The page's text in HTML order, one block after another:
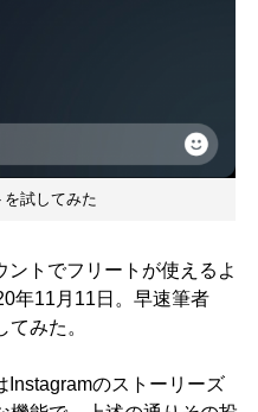
試してみた
トでフリートが使えるよ
年11月11日。早速筆者
みた。
のストーリーズ